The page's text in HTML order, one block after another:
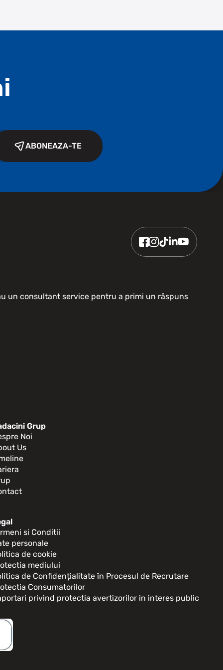
ABONEAZA-TE
un consultant service pentru a primi un răspuns
Grup
Noi
Us
si Conditii
personale
de cookie
mediului
de Confidențialitate în Procesul de Recrutare
Consumatorilor
privind protectia avertizorilor in interes public